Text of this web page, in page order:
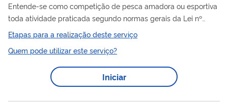
Entende-se como competição de pesca amadora ou esportiva
toda atividade praticada segundo normas gerais da Lei nº
9.615, de 24 de março de 1998 e regras de prática desportiva,
devidamente autorizada pela autoridade competente e demais
normas pertinentes. Competições de pesca amadora somente
poderão ser organizadas por pessoas jurídicas, com CNPJ
válido. A pessoa jurídica que organize, promova ou realize
cadastrada no portal de serviços do...
Etapas para a realização deste serviço
Quem pode utilizar este serviço?
Iniciar